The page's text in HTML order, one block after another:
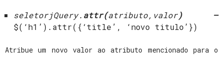
seletorjQuery.attr(atributo,valor) –
$(‘h1’).attr({‘title’, ‘novo titulo’})
Atribue um novo valor ao atributo mencionado para o